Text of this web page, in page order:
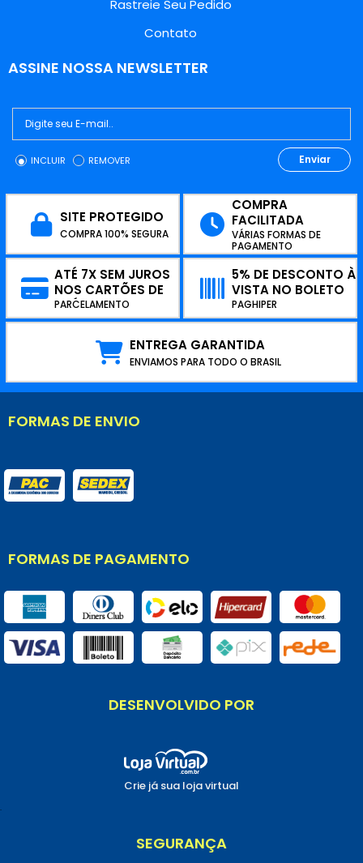
Rastreie Seu Pedido
Contato
ASSINE NOSSA NEWSLETTER
INCLUIR REMOVER Enviar
SITE PROTEGIDO
COMPRA 100% SEGURA
COMPRA
FACILITADA
VÁRIAS FORMAS DE
PAGAMENTO
ATÉ 7X SEM JUROS
NOS CARTÕES DE
CRÉDITO
PARCELAMENTO
5% DE DESCONTO À
VISTA NO BOLETO
PAGHIPER
ENTREGA GARANTIDA
ENVIAMOS PARA TODO O BRASIL
FORMAS DE ENVIO
FORMAS DE PAGAMENTO
DESENVOLVIDO POR
Crie já sua loja virtual
.
SEGURANÇA